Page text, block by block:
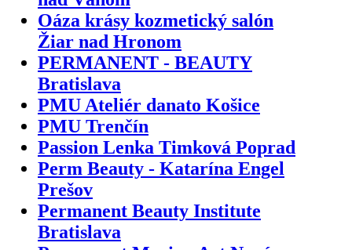
Oáza krásy kozmetický salón
Žiar nad Hronom
PERMANENT - BEAUTY
Bratislava
PMU Ateliér danato Košice
PMU Trenčín
Passion Lenka Timková Poprad
Perm Beauty - Katarína Engel
Prešov
Permanent Beauty Institute
Bratislava